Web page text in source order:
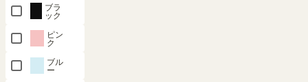
ブラ
ック
ピン
ク
ブル
ー